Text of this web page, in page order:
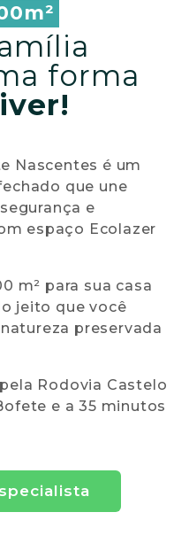
forma
Nascentes é um
que une
e
espaço Ecolazer
m² para sua casa
jeito que você
preservada
Rodovia Castelo
e a 35 minutos